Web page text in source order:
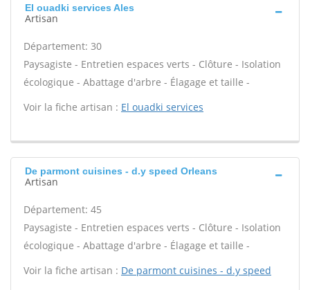
El ouadki services Ales
Artisan
Département: 30
Paysagiste - Entretien espaces verts - Clôture - Isolation
écologique - Abattage d'arbre - Élagage et taille -
Voir la fiche artisan : El ouadki services
De parmont cuisines - d.y speed Orleans
Artisan
Département: 45
Paysagiste - Entretien espaces verts - Clôture - Isolation
écologique - Abattage d'arbre - Élagage et taille -
Voir la fiche artisan : De parmont cuisines - d.y speed